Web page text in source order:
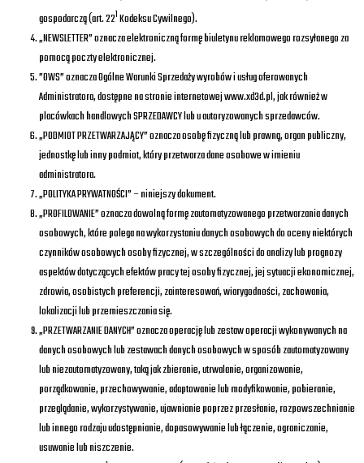
gospodarczą (art. 221Kodeksu Cywilnego).
„NEWSLETTER” oznacza elektroniczną formę biuletynu reklamowego rozsyłanego za
pomocą poczty elektronicznej.
”OWS” oznacza Ogólne Warunki Sprzedaży wyrobów i usług oferowanych
Administratora, dostępne na stronie internetowej www.xd3d.pl, jak również w
placówkach handlowych SPRZEDAWCY lub u autoryzowanych sprzedawców.
„PODMIOT PRZETWARZAJĄCY” oznacza osobę fizyczną lub prawną, organ publiczny,
jednostkę lub inny podmiot, który przetwarza dane osobowe w imieniu
administratora.
„POLITYKA PRYWATNOŚCI” – niniejszy dokument.
„PROFILOWANIE” oznacza dowolną formę zautomatyzowanego przetwarzania danych
osobowych, które polega na wykorzystaniu danych osobowych do oceny niektórych
czynników osobowych osoby fizycznej, w szczególności do analizy lub prognozy
aspektów dotyczących efektów pracy tej osoby fizycznej, jej sytuacji ekonomicznej,
zdrowia, osobistych preferencji, zainteresowań, wiarygodności, zachowania,
lokalizacji lub przemieszczania się.
„PRZETWARZANIE DANYCH” oznacza operację lub zestaw operacji wykonywanych na
danych osobowych lub zestawach danych osobowych w sposób zautomatyzowany
lub niezautomatyzowany, taką jak zbieranie, utrwalanie, organizowanie,
porządkowanie, przechowywanie, adaptowanie lub modyfikowanie, pobieranie,
przeglądanie, wykorzystywanie, ujawnianie poprzez przesłanie, rozpowszechnianie
lub innego rodzaju udostępnianie, dopasowywanie lub łączenie, ograniczanie,
usuwanie lub niszczenie.